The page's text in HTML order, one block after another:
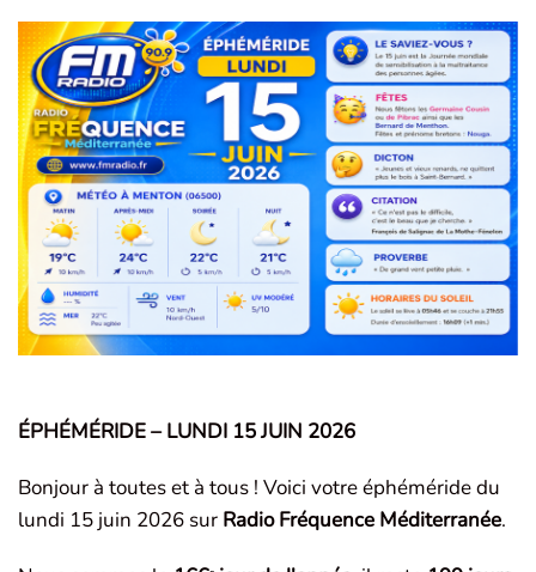
ÉPHÉMÉRIDE – LUNDI 15 JUIN 2026
Bonjour à toutes et à tous ! Voici votre éphéméride du
lundi 15 juin 2026 sur Radio Fréquence Méditerranée.